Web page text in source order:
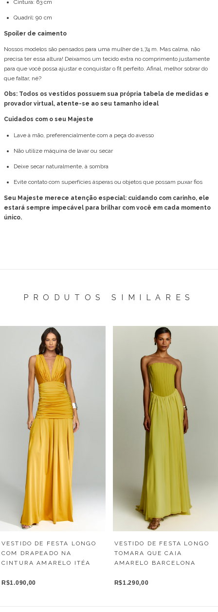
Cintura: 63 cm
Quadril: 90 cm
Spoiler de caimento
Nossos modelos são pensados para uma mulher de 1,74 m. Mas calma, não
precisa ter essa altura! Deixamos um tecido extra no comprimento justamente
para que você possa ajustar e conquistar o fit perfeito. Afinal, melhor sobrar do
que faltar, né?
Obs: Todos os vestidos possuem sua própria tabela de medidas e
provador virtual, atente-se ao seu tamanho ideal
Cuidados com o seu Majeste
Lave à mão, preferencialmente com a peça do avesso
Não utilize máquina de lavar ou secar
Deixe secar naturalmente, à sombra
Evite contato com superfícies ásperas ou objetos que possam puxar fios
Seu Majeste merece atenção especial: cuidando com carinho, ele
estará sempre impecável para brilhar com você em cada momento
único.
PRODUTOS SIMILARES
VESTIDO DE FESTA LONGO
COM DRAPEADO NA
CINTURA AMARELO ITÉA
R$1.090,00
VESTIDO DE FESTA LONGO
TOMARA QUE CAIA
AMARELO BARCELONA
R$1.290,00